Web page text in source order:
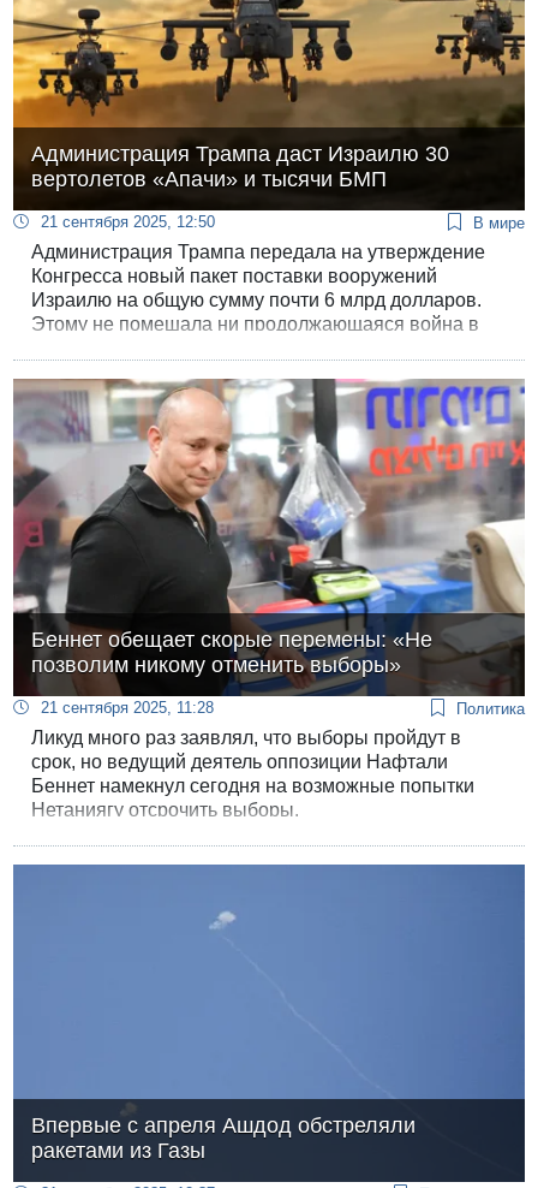
Администрация Трампа даст Израилю 30
вертолетов «Апачи» и тысячи БМП
21 сентября 2025, 12:50 В мире
Администрация Трампа передала на утверждение
Конгресса новый пакет поставки вооружений
Израилю на общую сумму почти 6 млрд долларов.
Этому не помешала ни продолжающаяся война в
взаимоотношениях США с арабскими союзниками.
Беннет обещает скорые перемены: «Не
позволим никому отменить выборы»
21 сентября 2025, 11:28 Политика
Ликуд много раз заявлял, что выборы пройдут в
срок, но ведущий деятель оппозиции Нафтали
Беннет намекнул сегодня на возможные попытки
Нетаниягу отсрочить выборы.
Впервые с апреля Ашдод обстреляли
ракетами из Газы